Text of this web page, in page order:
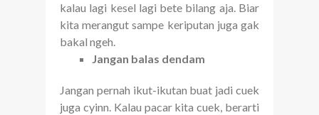
kalau lagi kesel lagi bete bilang aja. Biar
kita merangut sampe keriputan juga gak
bakal ngeh.
Jangan balas dendam
Jangan pernah ikut-ikutan buat jadi cuek
juga cyinn. Kalau pacar kita cuek, berarti